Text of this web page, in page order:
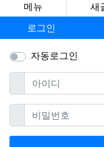
메뉴 새
로그인
자동로그인
아이디필수
비밀번호필수